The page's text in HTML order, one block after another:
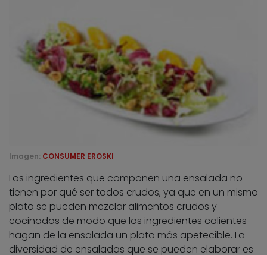
Imagen: CONSUMER EROSKI
Los ingredientes que componen una ensalada no
tienen por qué ser todos crudos, ya que en un mismo
plato se pueden mezclar alimentos crudos y
cocinados de modo que los ingredientes calientes
hagan de la ensalada un plato más apetecible. La
diversidad de ensaladas que se pueden elaborar es